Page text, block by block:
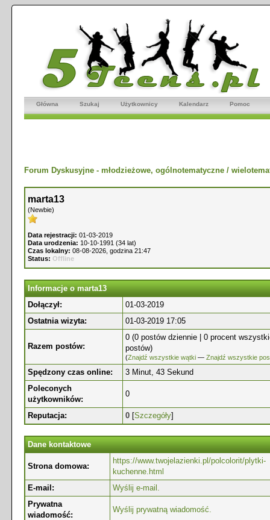
Główna Szukaj Użytkownicy Kalendarz Pomoc
Forum Dyskusyjne - młodzieżowe, ogólnotematyczne /
marta13
(Newbie)
Data rejestracji: 01-03-2019
Data urodzenia: 10-10-1991 (34 lat)
Czas lokalny: 08-08-2026, godzina 21:47
Status: Offline
Informacje o marta13
Dołączył:
01-03-2019
Ostatnia wizyta:
01-03-2019 17:05
Razem postów:
0 (0 postów dziennie | 0 procent
postów)
(Znajdź wszystkie wątki — Znajdź wszystkie
Spędzony czas online:
3 Minut, 43 Sekund
Poleconych
użytkowników:
0
Reputacja: 0 [Szczegóły]
Dane kontaktowe
Strona domowa:
https://www.twojelazienki.pl/polcolorit/plytki-
kuchenne.html
E-mail:
Wyślij e-mail.
Prywatna
wiadomość:
Wyślij prywatną wiadomość.